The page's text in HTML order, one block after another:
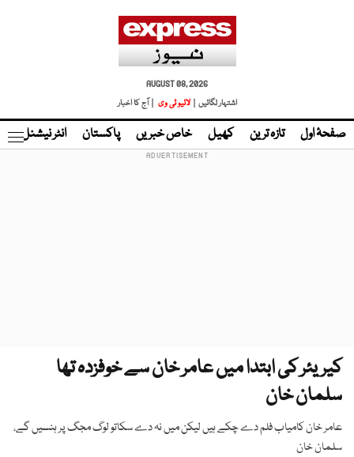
AUGUST 08, 2026
اشتہار لگائیں |
لائیو ٹی وی | آج کا اخبار
صفحۂ اول تازہ ترین کھیل خاص خبریں پاکستان انٹر نیشنل
کیریئر کی ابتدا میں عامر خان سے خوفزدہ تھا
سلمان خان
عامر خان کامیاب فلم دے چکے ہیں لیکن میں نہ دے سکاتو لوگ مجگ پر ہنسیں گے،
سلمان خان